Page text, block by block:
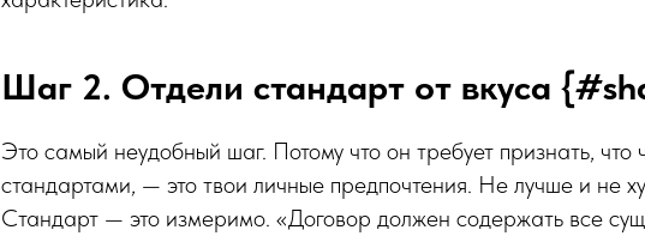
Шаг 2. Отдели стандарт от вкуса
Это самый неудобный шаг. Потому что он требует признать, что
стандартами, — это твои личные предпочтения. Не лучше и не
Стандарт — это измеримо. «Договор должен содержать все